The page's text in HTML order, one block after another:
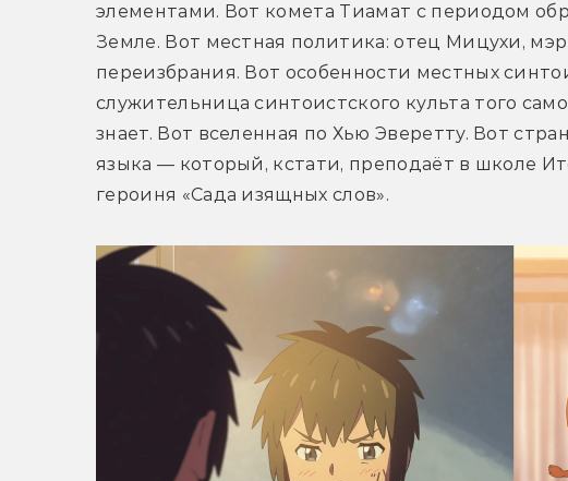
элементами. Вот комета Тиамат с периодом
Земле. Вот местная политика: отец Мицухи,
переизбрания. Вот особенности местных
служительница синтоистского культа того
знает. Вот вселенная по Хью Эверетту. Вот
языка — который, кстати, преподаёт в школе
героиня «Сада изящных слов».